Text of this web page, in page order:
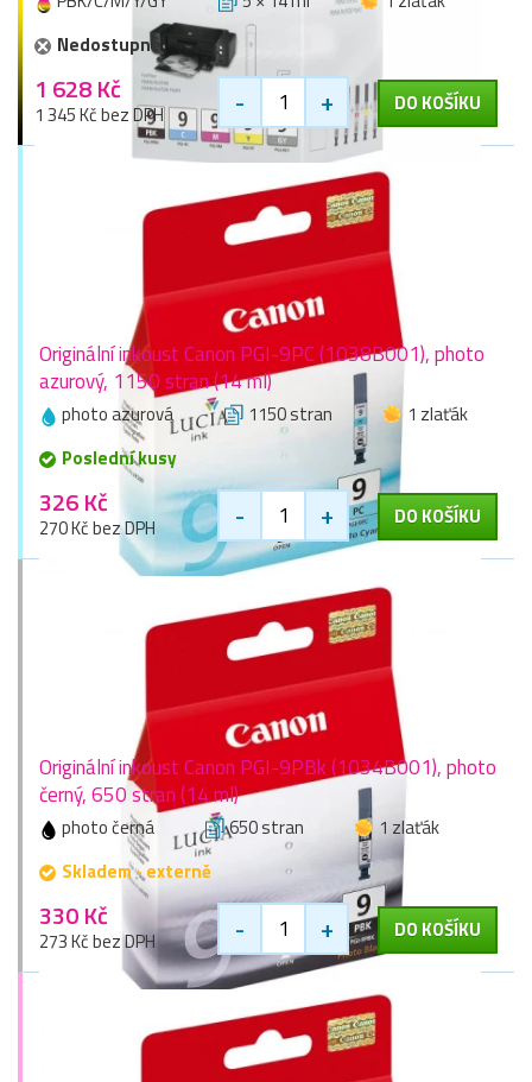
Nedostupné
1 628 Kč
1 345 Kč bez DPH - + DO KOŠÍKU
Originální inkoust Canon PGI-9PC (1038B001), photo
azurový, 1150 stran (14 ml)
photo azurová 1150 stran
1 zlaťák
Poslední kusy
326 Kč
270 Kč bez DPH - + DO KOŠÍKU
Originální inkoust Canon PGI-9PBk (1034B001), photo
černý, 650 stran (14 ml)
photo černá 650 stran
1 zlaťák
Skladem - externě
330 Kč
273 Kč bez DPH - + DO KOŠÍKU